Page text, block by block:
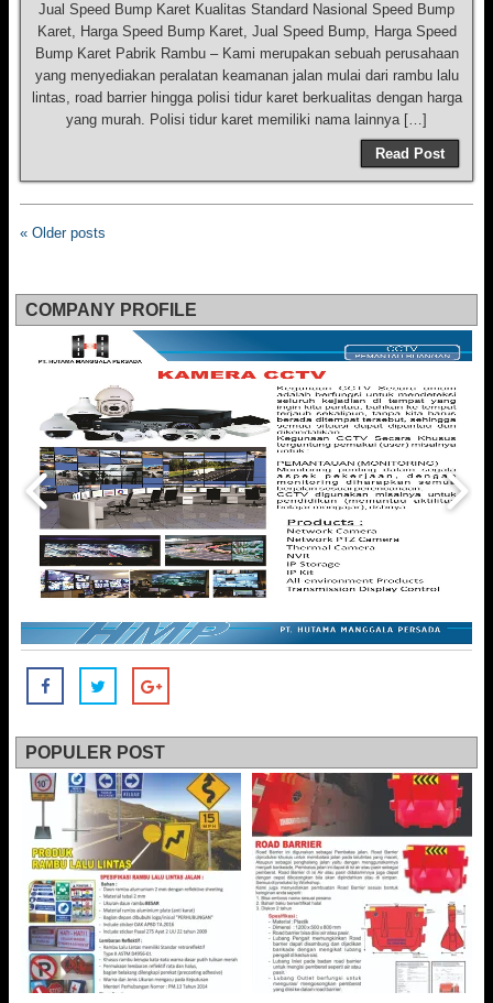
Jual Speed Bump Karet Kualitas Standard Nasional Speed Bump
Karet, Harga Speed Bump Karet, Jual Speed Bump, Harga Speed
Bump Karet Pabrik Rambu – Kami merupakan sebuah perusahaan
yang menyediakan peralatan keamanan jalan mulai dari rambu lalu
lintas, road barrier hingga polisi tidur karet berkualitas dengan harga
yang murah. Polisi tidur karet memiliki nama lainnya […]
Read Post
« Older posts
COMPANY PROFILE
POPULER POST